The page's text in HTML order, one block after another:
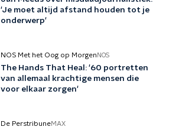
'Je moet altijd afstand houden tot je
onderwerp'
NOS Met het Oog op Morgen NOS
The Hands That Heal: '60 portretten
van allemaal krachtige mensen die
voor elkaar zorgen'
De PerstribuneMAX